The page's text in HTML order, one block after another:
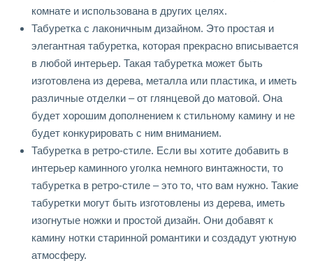
комнате и использована в других целях.
Табуретка с лаконичным дизайном. Это простая и
элегантная табуретка, которая прекрасно вписывается
в любой интерьер. Такая табуретка может быть
изготовлена из дерева, металла или пластика, и иметь
различные отделки – от глянцевой до матовой. Она
будет хорошим дополнением к стильному камину и не
будет конкурировать с ним вниманием.
Табуретка в ретро-стиле. Если вы хотите добавить в
интерьер каминного уголка немного винтажности, то
табуретка в ретро-стиле – это то, что вам нужно. Такие
табуретки могут быть изготовлены из дерева, иметь
изогнутые ножки и простой дизайн. Они добавят к
камину нотки старинной романтики и создадут уютную
атмосферу.